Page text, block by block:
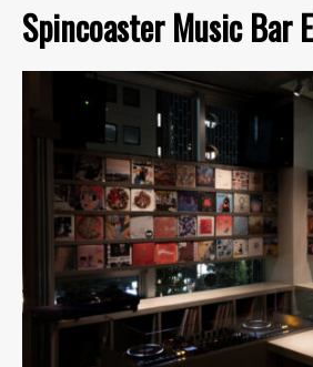
Spincoaster Music Bar